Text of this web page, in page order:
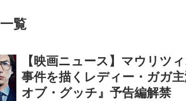
一覧
【映画ニュース】マウリツ
事件を描くレディー・ガガ主
オブ・グッチ』予告編解禁